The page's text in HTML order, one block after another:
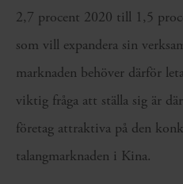
2,7 procent 2020 till 1,5
som vill expandera sin
marknaden behöver därför
viktig fråga att ställa sig är
företag attraktiva på den
talangmarknaden i Kina.